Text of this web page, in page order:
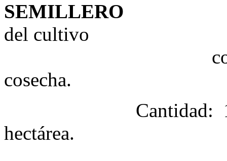
SEMILLERO
del cultivo
comprendido
cosecha.
Cantidad: 168 -
hectárea.